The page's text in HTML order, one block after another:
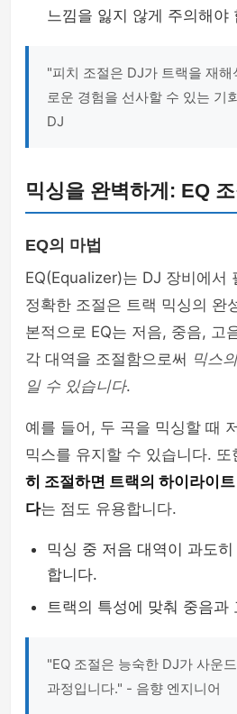
느낌을 잃지 않게 주의해야
"피치 조절은 DJ가 트랙을 재해
로운 경험을 선사할 수 있는 기
DJ
믹싱을 완벽하게: EQ
EQ의 마법
EQ(Equalizer)는 DJ 장비에서
정확한 조절은 트랙 믹싱의 완
본적으로 EQ는 저음, 중음, 고
각 대역을 조절함으로써 믹스
일 수 있습니다.
예를 들어, 두 곡을 믹싱할 때
믹스를 유지할 수 있습니다. 또
히 조절하면 트랙의 하이라이
다는 점도 유용합니다.
믹싱 중 저음 대역이 과도
합니다.
트랙의 특성에 맞춰 중음과
"EQ 조절은 능숙한 DJ가 사운
과정입니다." - 음향 엔지니어